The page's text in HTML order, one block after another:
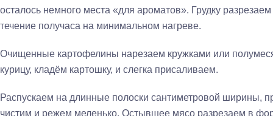
осталось немного места «для ароматов». Грудку
течение получаса на минимальном нагреве.
Очищенные картофелины нарезаем кружками или
курицу, кладём картошку, и слегка присаливаем.
Распускаем на длинные полоски сантиметровой ширины,
чистим и режем меленько. Остывшее мясо разрезаем в